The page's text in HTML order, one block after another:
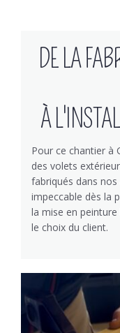
DE LA
À
Pour ce chantier à
des volets
fabriqués dans
impeccable dès la
la mise en
le choix du client.